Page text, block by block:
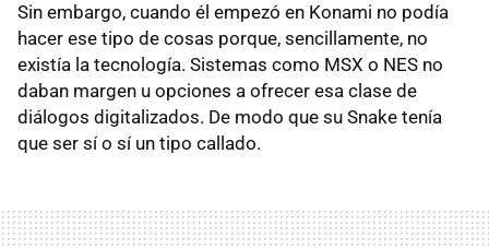
Sin embargo, cuando él empezó en Konami no podía
hacer ese tipo de cosas porque, sencillamente, no
existía la tecnología. Sistemas como MSX o NES no
daban margen u opciones a ofrecer esa clase de
diálogos digitalizados. De modo que su Snake tenía
que ser sí o sí un tipo callado.